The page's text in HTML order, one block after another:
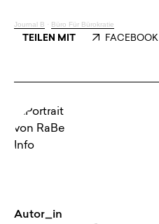
Journal B · Büro Für Bürokratie
TEILEN MIT FACEBOOK
Autor_in